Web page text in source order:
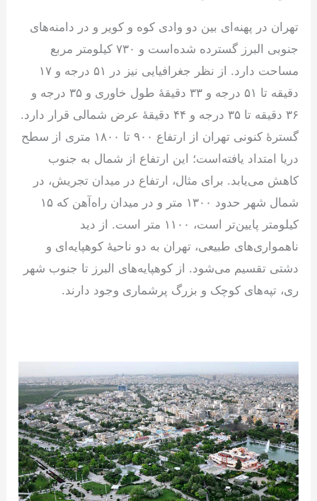
تهران در پهنه‌ای بین دو وادی کوه و کویر و در دامنه‌های
جنوبی البرز گسترده شده‌است و ۷۳۰ کیلومتر مربع
مساحت دارد. از نظر جغرافیایی نیز در ۵۱ درجه و ۱۷
دقیقه تا ۵۱ درجه و ۳۳ دقیقهٔ طول خاوری و ۳۵ درجه و
۳۶ دقیقه تا ۳۵ درجه و ۴۴ دقیقهٔ عرض شمالی قرار دارد.
گسترهٔ کنونی تهران از ارتفاع ۹۰۰ تا ۱۸۰۰ متری از سطح
دریا امتداد یافته‌است؛ این ارتفاع از شمال به جنوب
کاهش می‌یابد. برای مثال، ارتفاع در میدان تجریش، در
شمال شهر حدود ۱۳۰۰ متر و در میدان راه‌آهن که ۱۵
کیلومتر پایین‌تر است، ۱۱۰۰ متر است. از دید
ناهمواری‌های طبیعی، تهران به دو ناحیهٔ کوهپایه‌ای و
دشتی تقسیم می‌شود. از کوهپایه‌های البرز تا جنوب شهر
ری، تپه‌های کوچک و بزرگ پرشماری وجود دارند.